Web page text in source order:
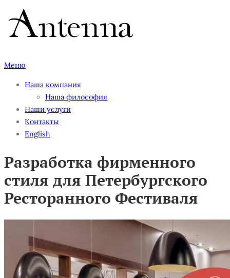
Перейти
содержимому
Меню
Наша компания
Наша философия
Наши услуги
Контакты
English
Разработка фирменного
стиля для Петербургского
Ресторанного Фестиваля